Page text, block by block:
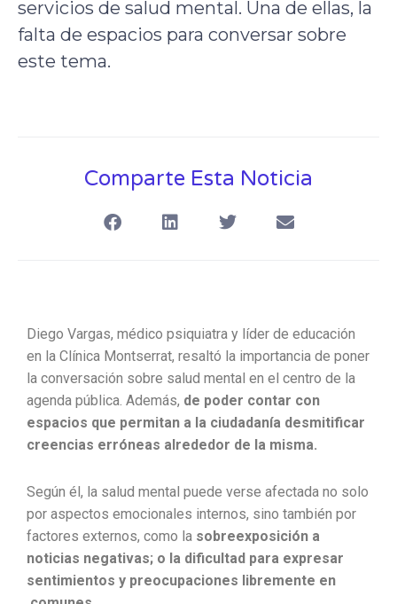
servicios de salud mental. Una de ellas, la
falta de espacios para conversar sobre
este tema.
Comparte Esta Noticia
Diego Vargas, médico psiquiatra y líder de educación
en la Clínica Montserrat, resaltó la importancia de poner
la conversación sobre salud mental en el centro de la
agenda pública. Además, de poder contar con
espacios que permitan a la ciudadanía desmitificar
creencias erróneas alrededor de la misma.
Según él, la salud mental puede verse afectada no solo
por aspectos emocionales internos, sino también por
factores externos, como la sobreexposición a
noticias negativas; o la dificultad para expresar
sentimientos y preocupaciones libremente en